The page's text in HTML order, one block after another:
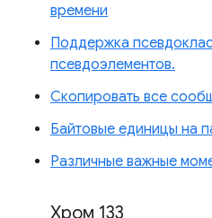
времени
Поддержка
псевдоэлементов.
Скопировать все
Байтовые единицы на
Различные важные
Хром 133